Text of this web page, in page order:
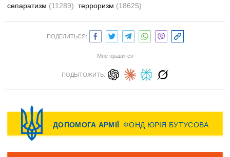
сепаратизм (11289) терроризм (18625)
ПОДЕЛИТЬСЯ:
Мне нравится
ПОДЫТОЖИТЬ: